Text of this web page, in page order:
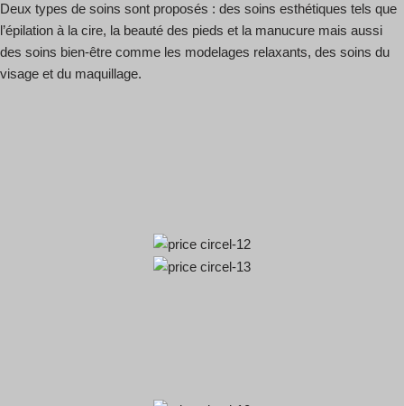
Deux types de soins sont proposés : des soins esthétiques tels que
l’épilation à la cire, la beauté des pieds et la manucure mais aussi
des soins bien-être comme les modelages relaxants, des soins du
visage et du maquillage.